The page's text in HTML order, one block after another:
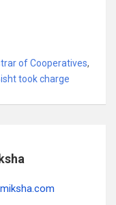
of Cooperatives,
took charge